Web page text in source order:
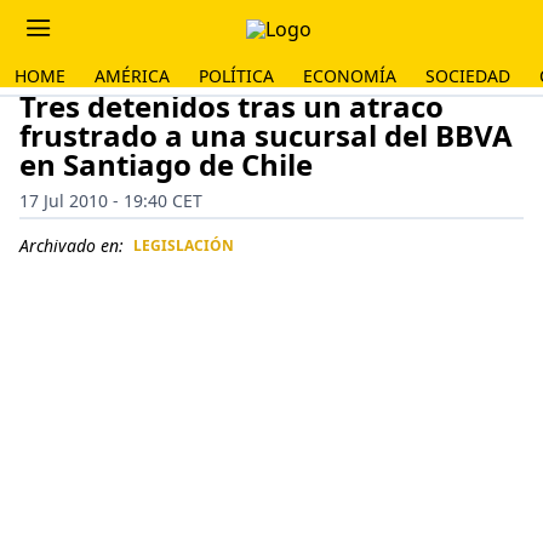
HOME AMÉRICA POLÍTICA ECONOMÍA SOCIEDAD
Tres detenidos tras un atraco
frustrado a una sucursal del BBVA
en Santiago de Chile
17 Jul 2010 - 19:40 CET
Archivado en: LEGISLACIÓN